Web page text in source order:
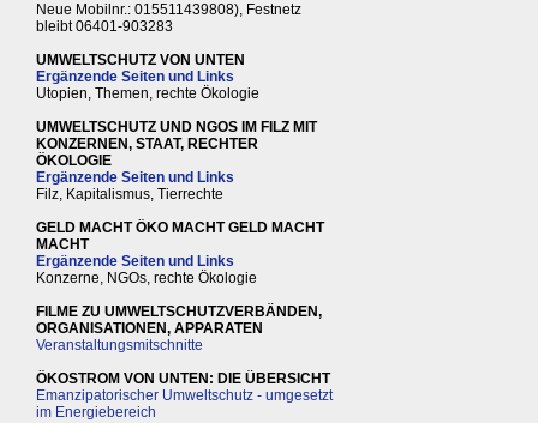
Neue Mobilnr.: 015511439808), Festnetz
bleibt 06401-903283
UMWELTSCHUTZ VON UNTEN
Ergänzende Seiten und Links
Utopien, Themen, rechte Ökologie
UMWELTSCHUTZ UND NGOS IM FILZ MIT
KONZERNEN, STAAT, RECHTER
ÖKOLOGIE
Ergänzende Seiten und Links
Filz, Kapitalismus, Tierrechte
GELD MACHT ÖKO MACHT GELD MACHT
MACHT
Ergänzende Seiten und Links
Konzerne, NGOs, rechte Ökologie
FILME ZU UMWELTSCHUTZVERBÄNDEN,
ORGANISATIONEN, APPARATEN
Veranstaltungsmitschnitte
ÖKOSTROM VON UNTEN: DIE ÜBERSICHT
Emanzipatorischer Umweltschutz - umgesetzt
im Energiebereich